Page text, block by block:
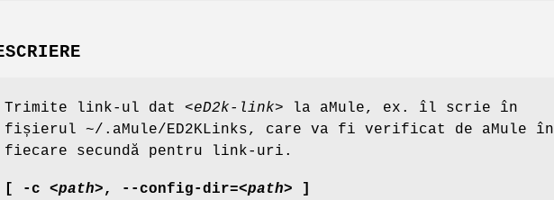
Trimite link-ul dat <eD2k-link> la aMule, ex. îl scrie în
fișierul ~/.aMule/ED2KLinks, care va fi verificat de aMule în
fiecare secundă pentru link-uri.
[ -c <path> , --config-dir=<path>
]